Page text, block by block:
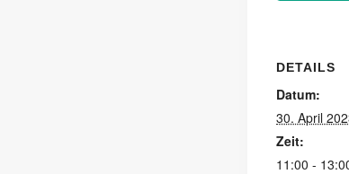
DETAILS
Datum:
30. April
Zeit:
11:00 -